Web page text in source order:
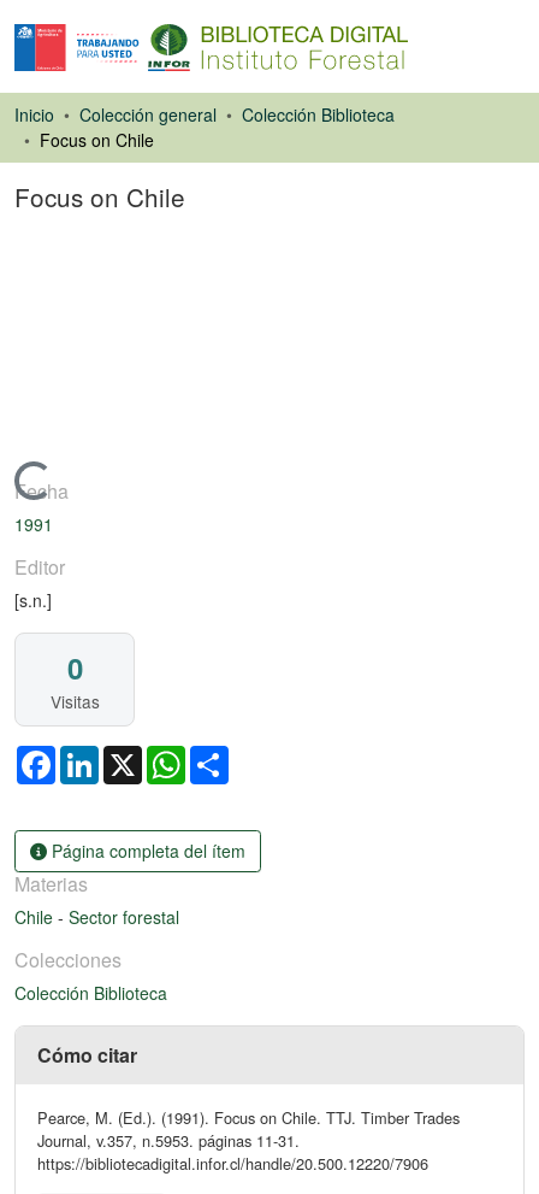
Inicio Colección general
Colección Biblioteca
Focus on Chile
Focus on Chile
Cargando...
Fecha
1991
Editor
[s.n.]
0
Visitas
FacebookLinkedIn
X WhatsApp
Página completa del ítem
Materias
Chile - Sector forestal
Colecciones
Colección Biblioteca
Cómo citar
Pearce, M. (Ed.). (1991). Focus on Chile. TTJ. Timber Trades
Journal, v.357, n.5953. páginas 11-31.
https://bibliotecadigital.infor.cl/handle/20.500.12220/7906